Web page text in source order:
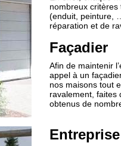
nombreux
(enduit, peinture,
réparation et de
Façadier
Afin de maintenir
appel à un
nos maisons tout
ravalement, faites
obtenus de